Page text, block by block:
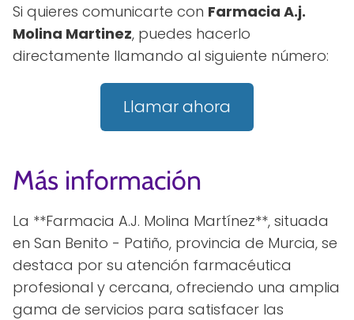
Si quieres comunicarte con Farmacia A.j.
Molina Martinez, puedes hacerlo
directamente llamando al siguiente número:
Llamar ahora
Más información
La **Farmacia A.J. Molina Martínez**, situada
en San Benito - Patiño, provincia de Murcia, se
destaca por su atención farmacéutica
profesional y cercana, ofreciendo una amplia
gama de servicios para satisfacer las